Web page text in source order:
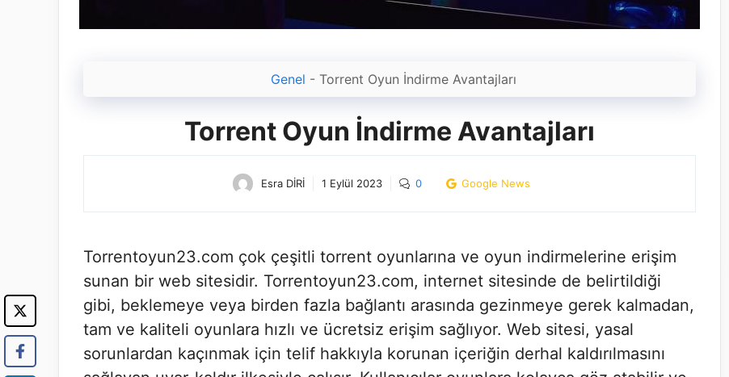
Genel - Torrent Oyun İndirme Avantajları
Torrent Oyun İndirme Avantajları
Esra DİRİ 1 Eylül 2023 0 Google News
Torrentoyun23.com çok çeşitli torrent oyunlarına ve oyun indirmelerine erişim
sunan bir web sitesidir. Torrentoyun23.com, internet sitesinde de belirtildiği
gibi, beklemeye veya birden fazla bağlantı arasında gezinmeye gerek kalmadan,
tam ve kaliteli oyunlara hızlı ve ücretsiz erişim sağlıyor. Web sitesi, yasal
sorunlardan kaçınmak için telif hakkıyla korunan içeriğin derhal kaldırılmasını